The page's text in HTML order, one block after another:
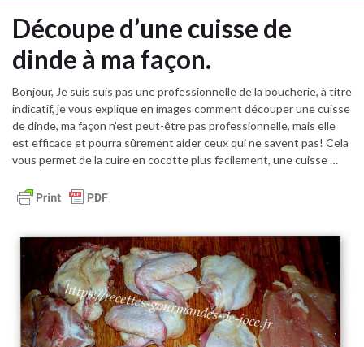
Découpe d’une cuisse de
dinde à ma façon.
Bonjour, Je suis suis pas une professionnelle de la boucherie, à titre
indicatif, je vous explique en images comment découper une cuisse
de dinde, ma façon n’est peut-être pas professionnelle, mais elle
est efficace et pourra sûrement aider ceux qui ne savent pas! Cela
vous permet de la cuire en cocotte plus facilement, une cuisse …